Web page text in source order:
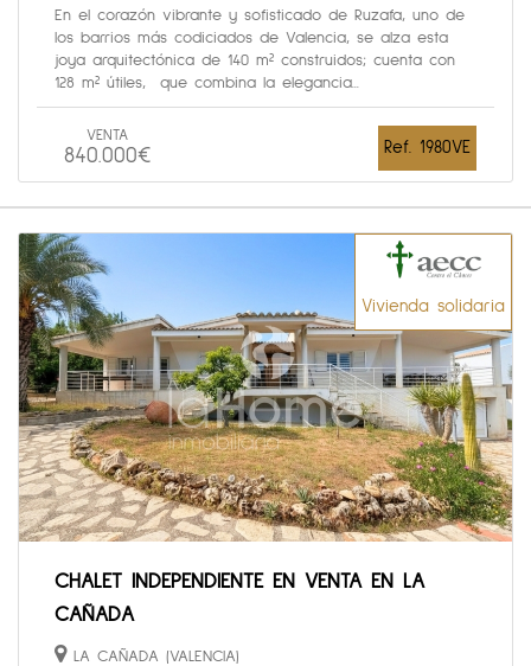
En el corazón vibrante y sofisticado de Ruzafa, uno de
los barrios más codiciados de Valencia, se alza esta
joya arquitectónica de 140 m² construidos; cuenta con
128 m² útiles, que combina la elegancia...
VENTA
840.000€ Ref. 1980VE
Vivienda solidaria
CHALET INDEPENDIENTE EN VENTA EN LA
CAÑADA
LA CAÑADA (VALENCIA)